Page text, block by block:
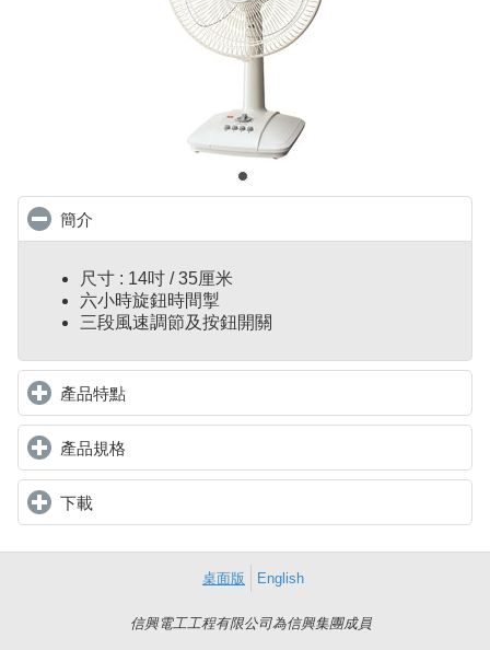
簡介
尺寸 : 14吋 / 35厘米
六小時旋鈕時間掣
三段風速調節及按鈕開關
產品特點click to expand contents
產品規格
下載click to expand contents
桌面版 English
信興電工工程有限公司為信興集團成員